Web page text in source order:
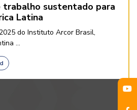
trabalho sustentado para
Latina
do Instituto Arcor Brasil,
...